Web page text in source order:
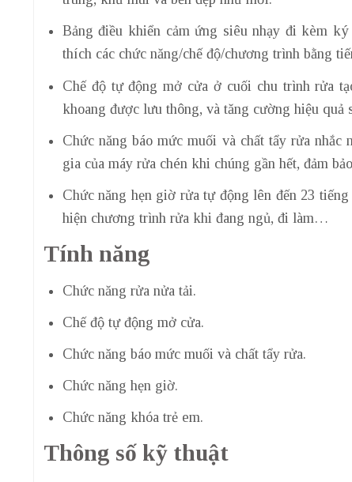
Bảng điều khiển cảm ứng siêu nhạy đi kèm
thích các chức năng/chế độ/chương trình bằng
Chế độ tự động mở cửa ở cuối chu trình rửa
khoang được lưu thông, và tăng cường hiệu quả
Chức năng báo mức muối và chất tẩy rửa
gia của máy rửa chén khi chúng gần hết, đảm
Chức năng hẹn giờ rửa tự động lên đến 23
hiện chương trình rửa khi đang ngủ, đi làm…
Tính năng
Chức năng rửa nửa tải.
Chế độ tự động mở cửa.
Chức năng báo mức muối và chất tẩy rửa.
Chức năng hẹn giờ.
Chức năng khóa trẻ em.
Thông số kỹ thuật